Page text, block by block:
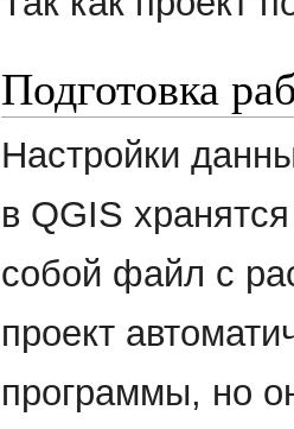
Подготовка
Настройки
в QGIS
собой файл с
проект
программы, но